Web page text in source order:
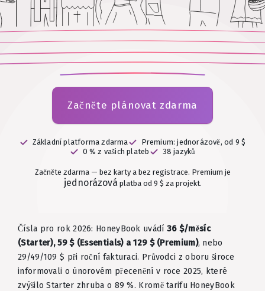
Začněte plánovat zdarma
Základní platforma zdarma
Premium: jednorázově, od 9 $
0 % z vašich plateb
38 jazyků
Začněte zdarma — bez karty a bez registrace. Premium je
jednorázová platba od 9 $ za projekt.
Čísla pro rok 2026: HoneyBook uvádí 36 $/měsíc
(Starter), 59 $ (Essentials) a 129 $ (Premium), nebo
29/49/109 $ při roční fakturaci. Průvodci z oboru široce
informovali o únorovém přecenění v roce 2025, které
zvýšilo Starter zhruba o 89 %. Kromě tarifu HoneyBook